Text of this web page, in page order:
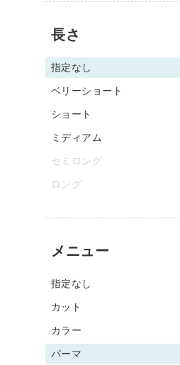
長さ
指定なし
ベリーショート
ショート
ミディアム
セミロング
ロング
メニュー
指定なし
カット
カラー
パーマ